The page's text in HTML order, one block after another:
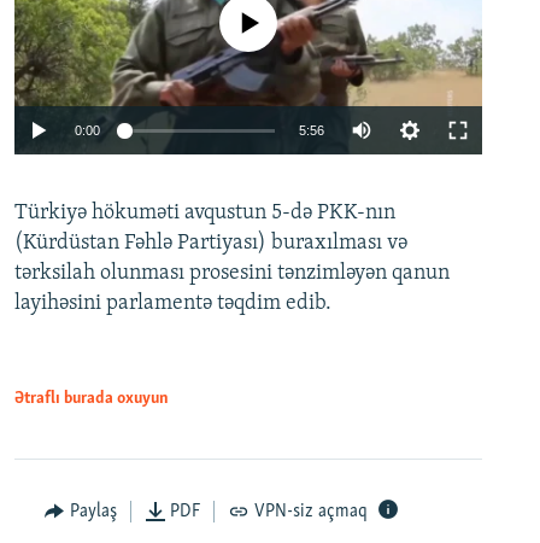
Auto 240p 360p 480p
720p 1080p
No media source currently available
0:00 5:56
360p
480p
Türkiyə hökuməti avqustun 5-də PKK-nın
(Kürdüstan Fəhlə Partiyası) buraxılması və
tərksilah olunması prosesini tənzimləyən qanun
layihəsini parlamentə təqdim edib.
Ətraflı burada oxuyun
Paylaş PDF VPN-siz açmaq